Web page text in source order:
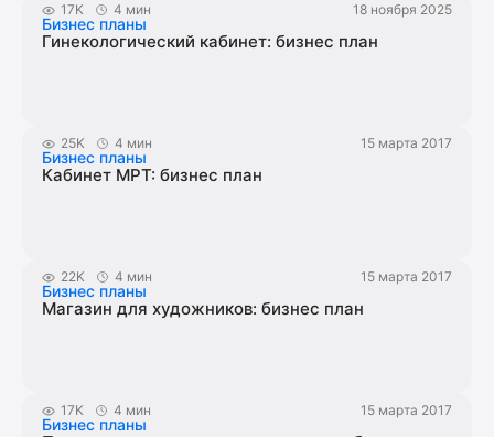
17K 4 мин 18 ноября 2025
Бизнес планы
Гинекологический кабинет: бизнес план
25K 4 мин 15 марта 2017
Бизнес планы
Кабинет МРТ: бизнес план
22K 4 мин 15 марта 2017
Бизнес планы
Магазин для художников: бизнес план
17K 4 мин 15 марта 2017
Бизнес планы